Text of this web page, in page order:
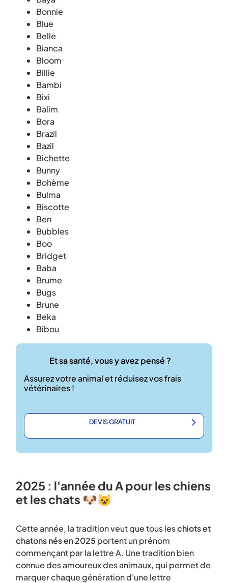
Bonnie
Blue
Belle
Bianca
Bloom
Billie
Bambi
Bixi
Balim
Bora
Brazil
Bazil
Bichette
Bunny
Bohème
Bulma
Biscotte
Ben
Bubbles
Boo
Bridget
Baba
Brume
Bugs
Brune
Beka
Bibou
Et sa santé, vous y avez pensé ?
Assurez votre animal et réduisez vos frais
vétérinaires !
DEVIS GRATUIT
2025 : l'année du A pour les chiens
et les chats 🐶😺
Cette année, la tradition veut que tous leschiots et
chatons nés en 2025 portent un prénom
commençant par la lettre A. Une tradition bien
connue des amoureux des animaux, qui permet de
marquer chaque génération d'une lettre